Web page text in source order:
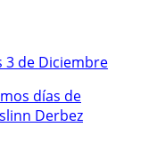
3 de Diciembre
días de
Derbez